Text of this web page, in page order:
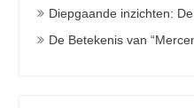
Diepgaande inzichten:
De Betekenis van